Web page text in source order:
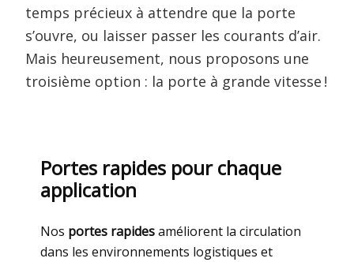
temps précieux à attendre que la porte
s’ouvre, ou laisser passer les courants d’air.
Mais heureusement, nous proposons une
troisième option : la porte à grande vitesse !
Portes rapides pour chaque
application
Nos portes rapidesaméliorent la circulation
dans les environnements logistiques et